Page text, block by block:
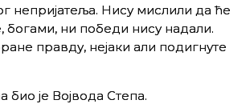
непријатеља. Нису мислили да ће
богами, ни победи нису надали.
правду, нејаки али подигнуте
је Војвода Степа.